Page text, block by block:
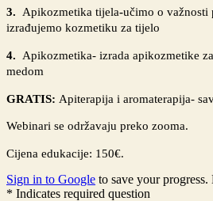
3. Apikozmetika tijela-učimo o važnosti
izrađujemo kozmetiku za tijelo
4. Apikozmetika- izrada apikozmetike
medom
GRATIS: Apiterapija i aromaterapija-
Webinari se održavaju preko zooma.
Cijena edukacije: 150€.
Sign in to Google to save your progress.
* Indicates required question